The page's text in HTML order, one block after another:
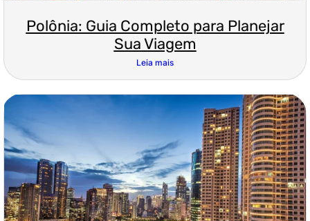
Polônia: Guia Completo para Planejar
Sua Viagem
Leia mais